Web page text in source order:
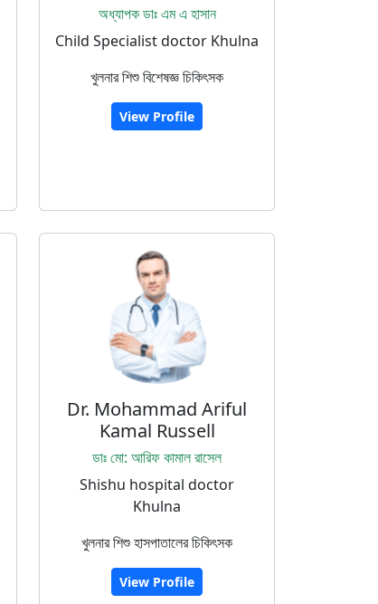
অধ্যাপক ডাঃ এম এ হাসান
Child Specialist doctor Khulna
খুলনার শিশু বিশেষজ্ঞ চিকিৎসক
View Profile
Dr. Mohammad Ariful
Kamal Russell
ডাঃ মো: আরিফ কামাল রাসেল
Shishu hospital doctor
Khulna
খুলনার শিশু হাসপাতালের চিকিৎসক
View Profile